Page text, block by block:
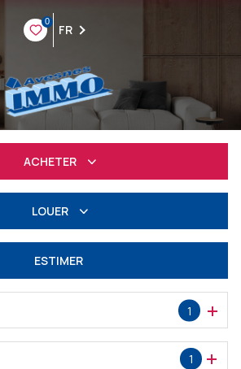
0
FR
ACHETER
LOUER
ESTIMER
1
1